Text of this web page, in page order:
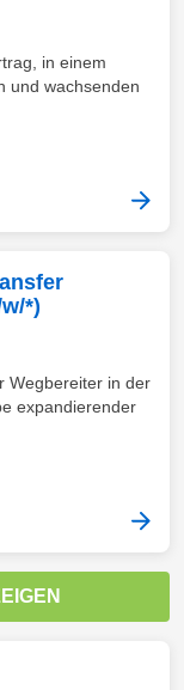
in einem
und wachsenden
*)
Wegbereiter in der
expandierender